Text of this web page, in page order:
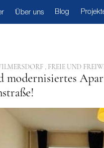
Über uns Blog
, FREIE UND
modernisiertes